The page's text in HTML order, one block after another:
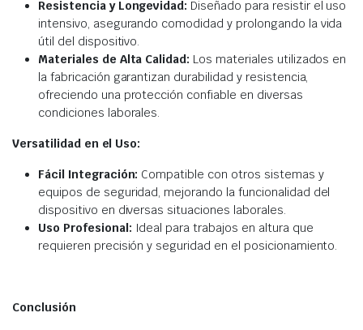
Resistencia y Longevidad: Diseñado para resistir el uso
intensivo, asegurando comodidad y prolongando la vida
útil del dispositivo.
Materiales de Alta Calidad: Los materiales utilizados en
la fabricación garantizan durabilidad y resistencia,
ofreciendo una protección confiable en diversas
condiciones laborales.
Versatilidad en el Uso:
Fácil Integración: Compatible con otros sistemas y
equipos de seguridad, mejorando la funcionalidad del
dispositivo en diversas situaciones laborales.
Uso Profesional: Ideal para trabajos en altura que
requieren precisión y seguridad en el posicionamiento.
Conclusión